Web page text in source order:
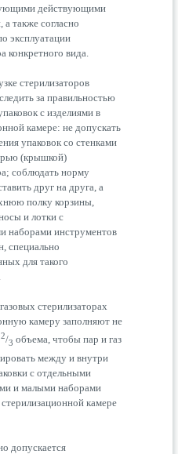
действующими
также согласно
эксплуатации
конкретного вида.
стерилизаторов
за правильностью
с изделиями в
камере: не допускать
упаковок со стенками
(крышкой)
соблюдать норму
друг на друга, а
полку корзины,
и лотки с
наборами инструментов
специально
для такого
стерилизаторах
камеру заполняют не
2/3 объема, чтобы пар и газ
между и внутри
с отдельными
и малыми наборами
камере
допускается